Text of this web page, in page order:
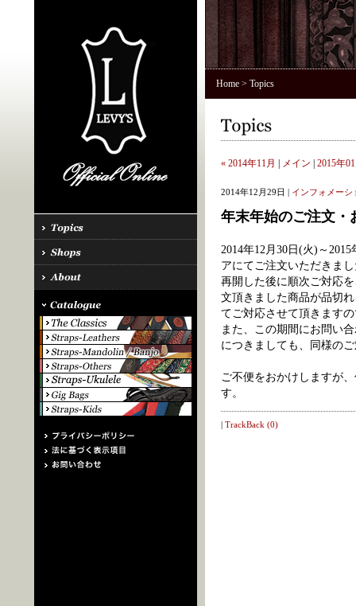
Home> Topics
« 2014年11月 メイン 2015年
2014年12月29日 | インフォメーシ
年末年始のご注文・
2014年12月30日(火)～
アにてご注文いただきま
再開した後に順次ご対応
文頂きました商品が品切
てご対応させて頂きます
また、この期間にお問い
につきましても、同様の
ご不便をおかけしますが
す。
| TrackBack (0)